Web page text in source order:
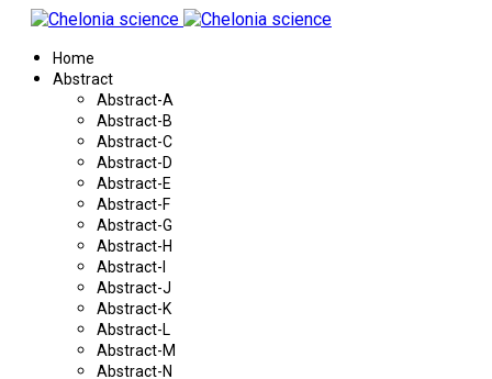
Home
Abstract
Abstract-A
Abstract-B
Abstract-C
Abstract-D
Abstract-E
Abstract-F
Abstract-G
Abstract-H
Abstract-I
Abstract-J
Abstract-K
Abstract-L
Abstract-M
Abstract-N